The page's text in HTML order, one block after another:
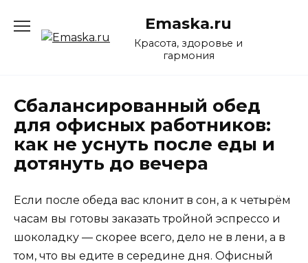
содержанию
Emaska.ru
Красота, здоровье и
гармония
Сбалансированный обед
для офисных работников:
как не уснуть после еды и
дотянуть до вечера
Если после обеда вас клонит в сон, а к четырём
часам вы готовы заказать тройной эспрессо и
шоколадку — скорее всего, дело не в лени, а в
том, что вы едите в середине дня. Офисный